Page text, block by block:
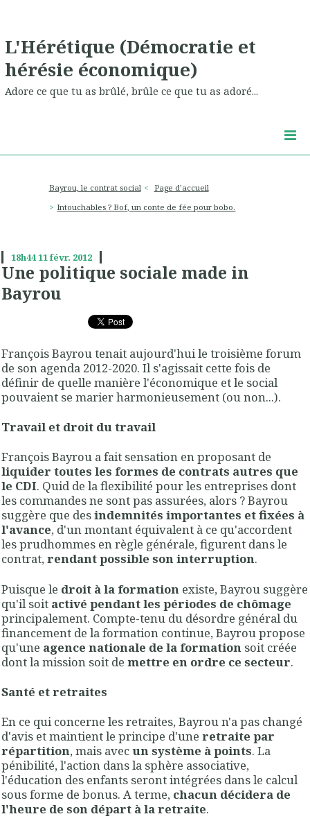
L'Hérétique (Démocratie et
hérésie économique)
Adore ce que tu as brûlé, brûle ce que tu as adoré...
Bayrou, le contrat social
Page d'accueil
Intouchables ? Bof, un conte de fée pour bobo.
18h4411févr. 2012
Une politique sociale made in
Bayrou
François Bayrou tenait aujourd'hui le troisième forum
de son agenda 2012-2020. Il s'agissait cette fois de
définir de quelle manière l'économique et le social
pouvaient se marier harmonieusement (ou non...).
Travail et droit du travail
François Bayrou a fait sensation en proposant de
liquider toutes les formes de contrats autres que
le CDI. Quid de la flexibilité pour les entreprises dont
les commandes ne sont pas assurées, alors ? Bayrou
suggère que desindemnités importantes et fixées à
l'avance, d'un montant équivalent à ce qu'accordent
les prudhommes en règle générale, figurent dans le
contrat,rendant possible son interruption.
Puisque le droit à la formation existe, Bayrou suggère
qu'il soit activé pendant les périodes de chômage
principalement. Compte-tenu du désordre général du
financement de la formation continue, Bayrou propose
qu'une agence nationale de la formation soit créée
dont la mission soit de mettre en ordre ce secteur.
Santé et retraites
En ce qui concerne les retraites, Bayrou n'a pas changé
d'avis et maintient le principe d'une retraite par
répartition, mais avecun système à points. La
pénibilité, l'action dans la sphère associative,
l'éducation des enfants seront intégrées dans le calcul
sous forme de bonus. A terme, chacun décidera de
l'heure de son départ à la retraite.